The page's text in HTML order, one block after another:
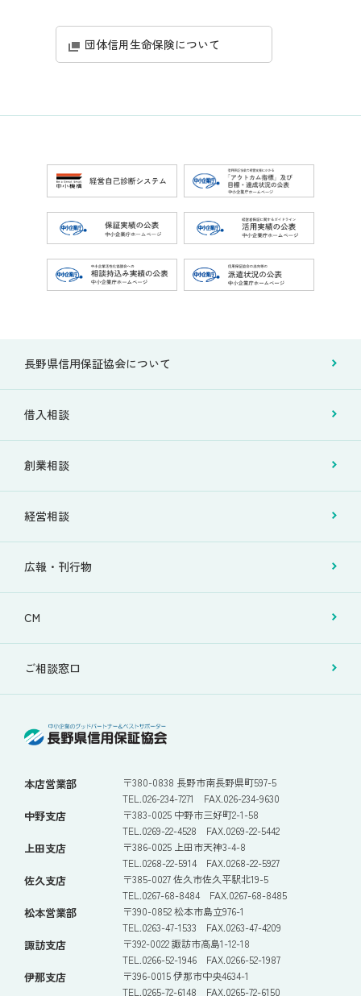
団体信用生命保険について
長野県信用保証協会について
借入相談
創業相談
経営相談
広報・刊行物
CM
ご相談窓口
本店営業部
〒380-0838 長野市南長野県町597-5
TEL.026-234-7271 FAX.026-234-9630
中野支店
〒383-0025 中野市三好町2-1-58
TEL.0269-22-4528 FAX.0269-22-5442
上田支店
〒386-0025 上田市天神3-4-8
TEL.0268-22-5914 FAX.0268-22-5927
佐久支店
〒385-0027 佐久市佐久平駅北19-5
TEL.0267-68-8484 FAX.0267-68-8485
松本営業部
〒390-0852 松本市島立976-1
TEL.0263-47-1533 FAX.0263-47-4209
諏訪支店
〒392-0022 諏訪市高島1-12-18
TEL.0266-52-1946 FAX.0266-52-1987
伊那支店
〒396-0015 伊那市中央4634-1
TEL.0265-72-6148 FAX.0265-72-6150